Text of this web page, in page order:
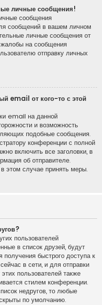
личные сообщения!
сообщения
сообщений в вашем личном
личные сообщения от
жалобы на сообщения
отправку личных
email от кого-то с этой
email на данной
и возможность
подобные сообщения.
конференции с полной
включить все заголовки, в
об отправителе.
этом случае принять меры.
пользователей
в список друзей, будут
быстрого доступа к
в сети, и для отправки
пользователей также
стилем конференции.
недругов, то любые
по умолчанию.